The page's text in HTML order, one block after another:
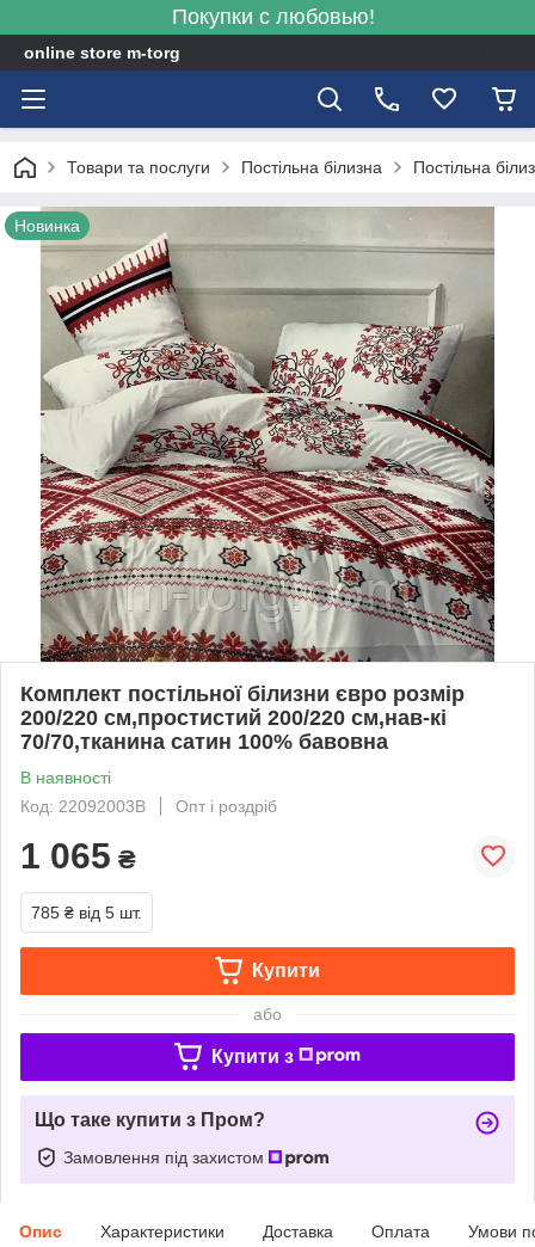
Покупки с любовью!
online store m-torg
Товари та послуги Постільна білизна Постільна
Новинка
Комплект постільної білизни євро розмір
200/220 см,простистий 200/220 см,нав-кі
70/70,тканина сатин 100% бавовна
В наявності
Код: 22092003В
Опт і роздріб
1 065 ₴
785 ₴ від 5 шт.
Купити
або
Купити з
Що таке купити з Пром?
Замовлення під захистом
Опис Характеристики Доставка Оплата Умови